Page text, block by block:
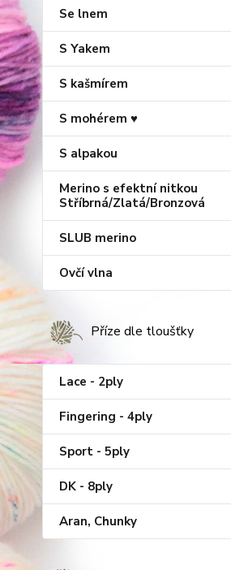
Se lnem
S Yakem
S kašmírem
S mohérem ♥
S alpakou
Merino s efektní nitkou
Stříbrná/Zlatá/Bronzová
SLUB merino
Ovčí vlna
Příze dle tloušťky
Lace - 2ply
Fingering - 4ply
Sport - 5ply
DK - 8ply
Aran, Chunky